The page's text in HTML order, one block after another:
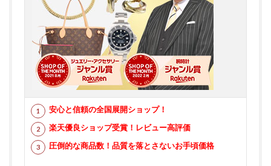
安心と信頼の全国展開ショップ！
楽天優良ショップ受賞！レビュー高評価
圧倒的な商品数！品質を落とさないお手頃価格